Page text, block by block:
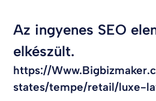
Az ingyenes SEO
elkészült.
https://
states/tempe/retail/luxe-